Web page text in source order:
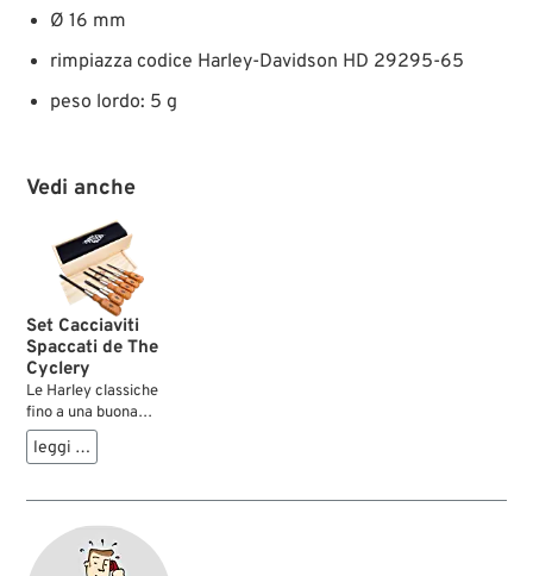
Ø 16 mm
rimpiazza codice Harley-Davidson HD 29295-65
peso lordo: 5 g
Vedi anche
Set Cacciaviti
Spaccati de The
Cyclery
Le Harley classiche
fino a una buona
parte degli anni ’60
presentano un sacco
taglio sul motore, sul
primaria, ecc.
Davvero non è il
leggi …